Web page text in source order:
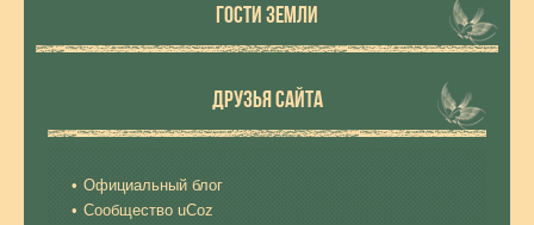
ГОСТИ ЗЕМЛИ
ДРУЗЬЯ САЙТА
Официальный блог
Сообщество uCoz